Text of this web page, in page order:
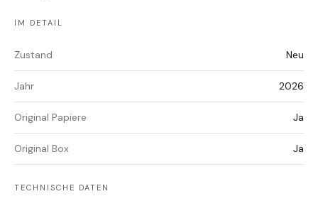
IM DETAIL
Zustand Neu
Jahr 2026
Original Papiere Ja
Original Box Ja
TECHNISCHE DATEN